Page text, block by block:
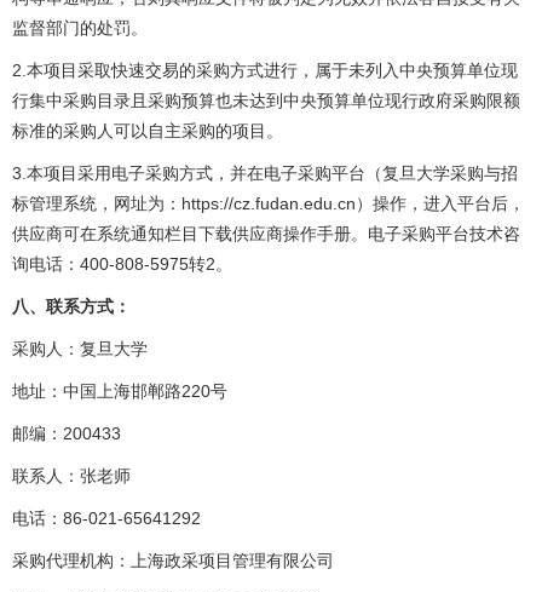
监督部门的处罚。
2. 本项目采取快速交易的采购方式进行，属于未列入中央预算单位现
行集中采购目录且采购预算也未达到中央预算单位现行政府采购限额
标准的采购人可以自主采购的项目。
3. 本项目采用电子采购方式，并在电子采购平台（复旦大学采购与招
标管理系统，网址为： https://cz.fudan.edu.cn ）操作，进入平台后，
供应商可在系统通知栏目下载供应商操作手册。电子采购平台技术咨
询电话： 400-808-5975转2。
八、联系方式：
采购人：复旦大学
地址：中国上海邯郸路220号
邮编： 200433
联系人：张老师
电话： 86-021-65641292
采购代理机构：上海政采项目管理有限公司